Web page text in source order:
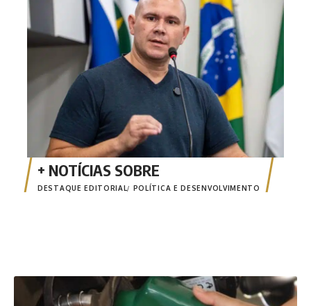
DESTAQUE EDITORIAL POLÍTICA E DESENVOLVIMENTO